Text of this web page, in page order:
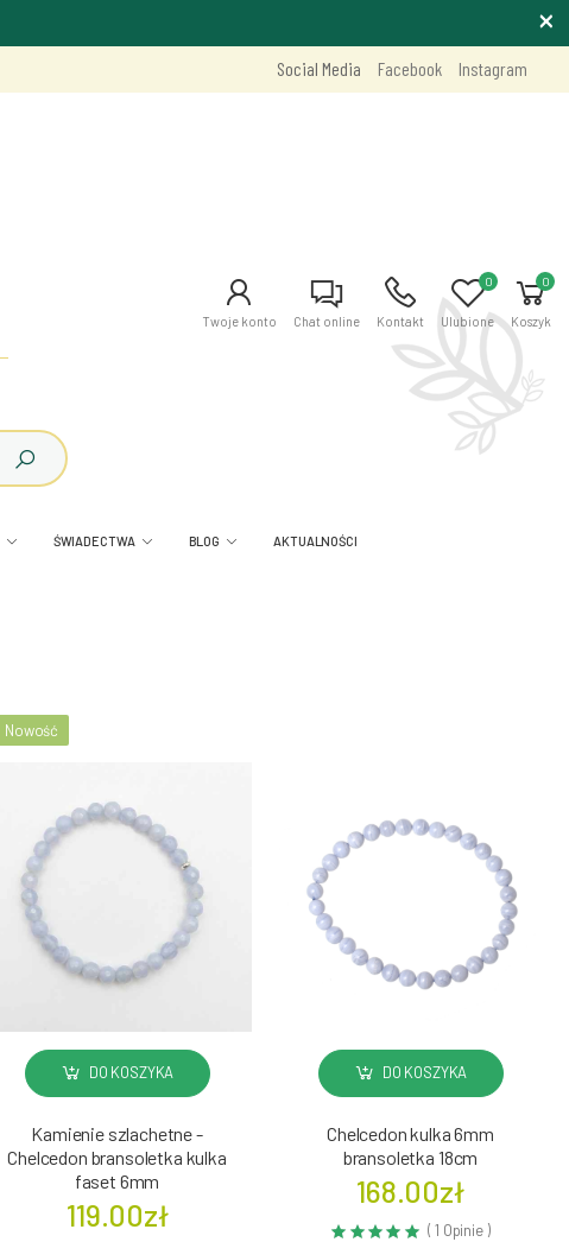
Social Media Facebook Instagram
Twoje konto Chat online Kontakt Ulubione
0 0
Koszyk
ŚWIADECTWA BLOG AKTUALNOŚCI
Nowość
DO KOSZYKA
Kamienie szlachetne -
Chelcedon bransoletka kulka
faset 6mm
119.00zł
DO KOSZYKA
Chelcedon kulka 6mm
bransoletka 18cm
168.00zł
( 1 Opinie )